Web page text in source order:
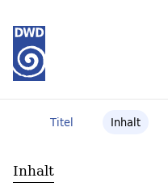
Titel Inhalt
Inhalt